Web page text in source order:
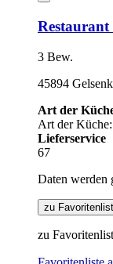
Restaurant
3 Bew.
45894
Art der
Art der
Lieferservice
67
Daten werden
zu
zu